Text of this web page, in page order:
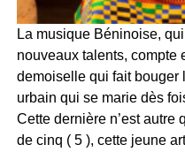
La musique Béninoise,
nouveaux talents, compte
demoiselle qui fait bouger
urbain qui se marie dès
Cette dernière n’est autre
de cinq ( 5 ), cette jeune